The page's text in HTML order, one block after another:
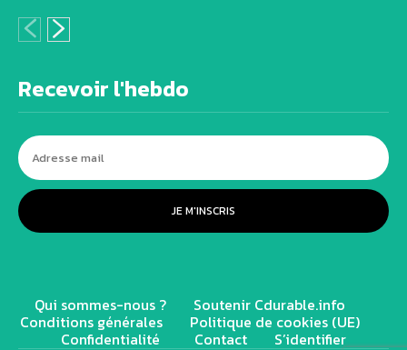
Recevoir l'hebdo
JE M'INSCRIS
Qui sommes-nous ? Soutenir Cdurable.info
Conditions générales Politique de cookies (UE)
Confidentialité Contact S’identifier